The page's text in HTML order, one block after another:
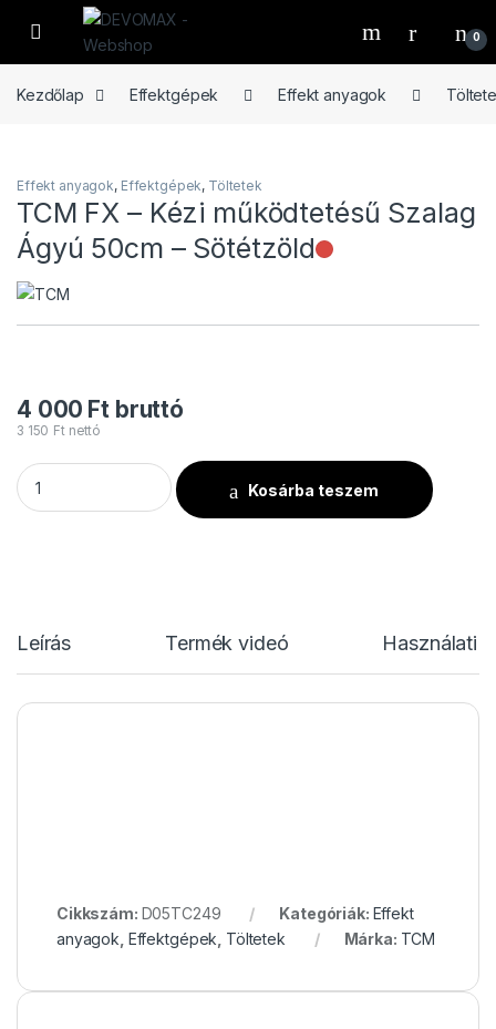
Ugrás a navigációhoz
Ugrás a tartalomhoz
Open 0
Kezdőlap Effektgépek Effekt anyagok
Effekt anyagok, Effektgépek, Töltetek
TCM FX – Kézi működtetésű Szalag
Ágyú 50cm – Sötétzöld Nincs
4 000 Ft bruttó
3 150 Ft nettó
TCM FX - Kézi működtetésű Szalag Ágyú 50cm - Sötétzöld
Kosárba teszem
Leírás Termék videó Használati
Cikkszám: D05TC249 Kategóriák: Effekt
anyagok Effektgépek Töltetek Márka: TCM